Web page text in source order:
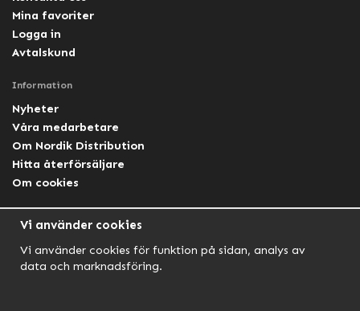
Mina favoriter
Logga in
Avtalskund
Information
Nyheter
Våra medarbetare
Om Nordik Distribution
Hitta återförsäljare
Om cookies
Facebook Lightforce Sweden
Vi använder cookies
Vi använder cookies för funktion på sidan, analys av
data och marknadsföring.